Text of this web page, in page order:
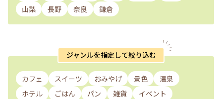
山梨
長野 奈良 鎌倉
ジャンルを指定して絞り込む
カフェ スイーツ おみやげ 景色
温泉
ホテル
ごはん パン 雑貨 イベント